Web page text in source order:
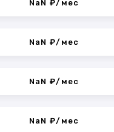
NaN ₽/мес
NaN ₽/мес
NaN ₽/мес
NaN ₽/мес